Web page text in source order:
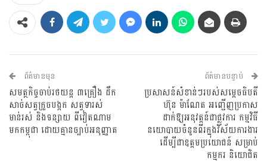
ព័ត៌មានមុន
សមត្ថកិច្ចចាប់រថយន្ត ៣គ្រឿង ដឹក
សាច់សត្វក្រួចបង្កក សត្វទារស់
មាន់រស់ និងទន្សាយ ពីវៀតណាម
មកកម្ពុជា ដោយគ្មានច្បាប់អនុញ្ញាត
ព័ត៌មានបន្ទាប់
ប្រសាសន៍សំខាន់ៗរបស់សម្តេចធិបតី
ហ៊ុន ម៉ាណែត អញ្ជើញប្រកាស
ដាក់ឱ្យអនុវត្តន៍ជាផ្លូវការ កម្មវិធី
នយោបាយចំនួនពីរក្នុងវិស័យការងារ
ដើម្បីជាឧត្តមប្រយោជន៍ សម្រាប់
កម្មករ និយោជិត